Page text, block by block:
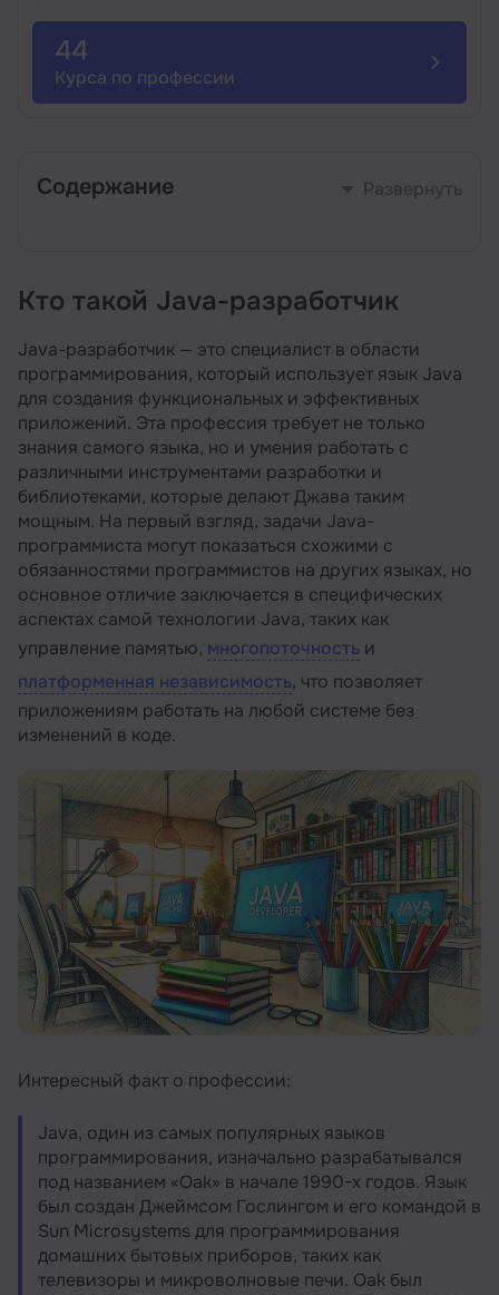
44
Курса по профессии
Содержание
Кто такой Java-разработчик
Чем занимается Java developer
Какими знаниями и умениями должен
обладать Java-девелопер
Минимальные требования к кандидатам на
должность Java программиста
Карьерный рост Java-разработчика
Какие зарплаты у разработчиков на Java
Плюсы и минусы профессии Java-developer
Как стать Java-разработчиком
Рекомендуем посмотреть курсы по Java
Несколько советов для начинающих
программистов Java
начинающих Java-девелоперов
Резюме
Кто такой Java-разработчик
Java-разработчик — это специалист в области
программирования, который использует язык Java
для создания функциональных и эффективных
приложений. Эта профессия требует не только
знания самого языка, но и умения работать с
различными инструментами разработки и
библиотеками, которые делают Джава таким
мощным. На первый взгляд, задачи Java-
программиста могут показаться схожими с
обязанностями программистов на других языках, но
основное отличие заключается в специфических
аспектах самой технологии Java, таких как
управление памятью, многопоточность и
платформенная независимость, что позволяет
приложениям работать на любой системе без
изменений в коде.
Интересный факт о профессии:
Java, один из самых популярных языков
программирования, изначально разрабатывался
под названием «Oak» в начале 1990-х годов. Язык
был создан Джеймсом Гослингом и его командой в
Sun Microsystems для программирования
домашних бытовых приборов, таких как
телевизоры и микроволновые печи. Oak был
Детям
Акции и промокоды